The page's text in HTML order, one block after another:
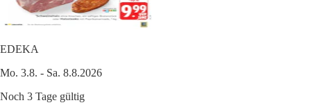
EDEKA
Mo. 3.8. - Sa. 8.8.2026
Noch 3 Tage gültig